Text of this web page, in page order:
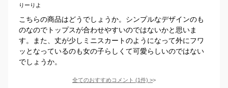
りーりよ
こちらの商品はどうでしょうか。シンプルなデザインのも
のなのでトップスが合わせやすいのではないかと思いま
す。また、丈が少しミニスカートのようになって外にフワ
ッとなっているのも女の子らしくて可愛らしいのではない
でしょうか。
全てのおすすめコメント (1件) >